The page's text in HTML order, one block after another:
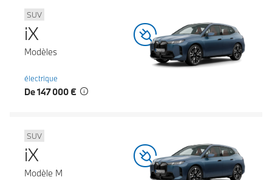
SUV
iX
Modèles
électrique
De 147 000 €
SUV
iX
Modèle M